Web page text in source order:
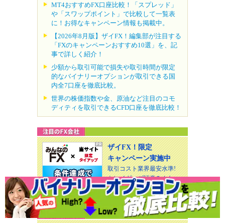
MT4おすすめFX口座比較！「スプレッド」
や「スワップポイント」で比較して一覧表
に！お得なキャンペーン情報も掲載中。
【2026年8月版】ザイFX！編集部が注目する
「FXのキャンペーンおすすめ10選」を、記
事で詳しく紹介！
少額から取引可能で損失や取引時間が限定
的なバイナリーオプションが取引できる国
内全7口座を徹底比較。
世界の株価指数や金、原油など注目のコモ
ディティを取引できるCFD口座を徹底比較！
ザイFX！限定
キャンペーン実施中
取引コスト業界最安水準!
トレイダーズ証券みんな
のFX